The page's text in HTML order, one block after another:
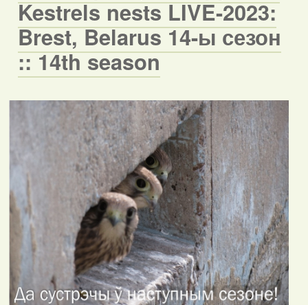
Kestrels nests LIVE-2023:
Brest, Belarus 14-ы сезон
:: 14th season